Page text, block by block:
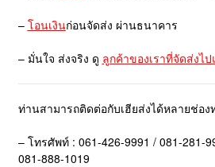
– โอนเงินก่อนจัดส่ง ผ่านธนาคาร
– มั่นใจ ส่งจริง ดู ลูกค้าของเราที่จัดส่งไ
ท่านสามารถติดต่อกับเฮียส่งได้หลายช่อง
– โทรศัพท์ : 061-426-9991 / 081-281-
081-888-1019